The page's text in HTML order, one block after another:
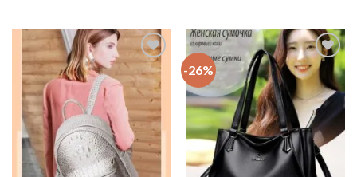
950.000 ₫.
2.450.000
Add to
wishlist
-26%
Add to
wishlist